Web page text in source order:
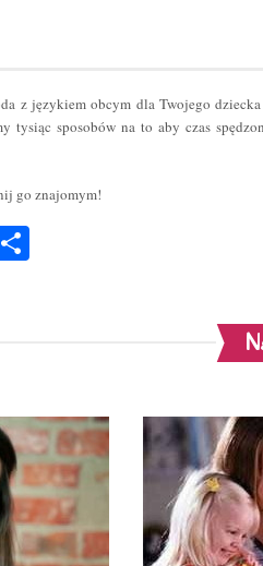
z językiem obcym dla Twojego
sposobów na to aby czas
go znajomym!